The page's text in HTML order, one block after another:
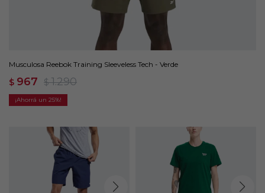
Musculosa Reebok Training Sleeveless Tech - Verde
$ 967 $ 1.290
25